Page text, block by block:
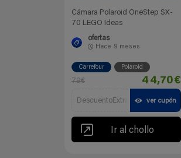
Cámara Polaroid OneStep SX-
70 LEGO Ideas
ofertas
Hace 9 meses
Carrefour Polaroid
79€ 44,70€
DescuentoExtra ver cupón
Ir al chollo